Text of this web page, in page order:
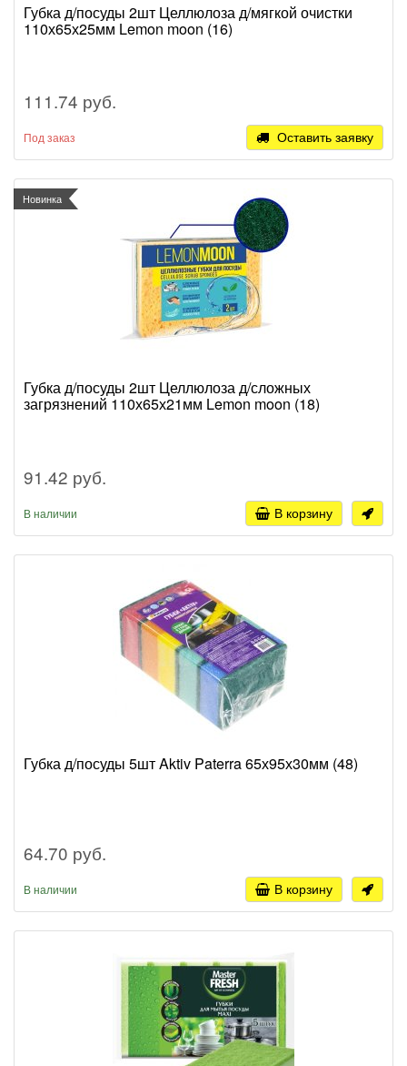
Губка д/посуды 2шт Целлюлоза д/мягкой очистки
110х65х25мм Lemon moon (16)
111.74 руб.
Под заказ Оставить заявку
Новинка
Губка д/посуды 2шт Целлюлоза д/сложных
загрязнений 110х65х21мм Lemon moon (18)
91.42 руб.
В наличии В корзину
Губка д/посуды 5шт Aktiv Paterra 65х95х30мм (48)
64.70 руб.
В наличии В корзину